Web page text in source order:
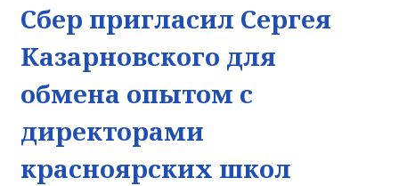
Сбер пригласил Сергея
Казарновского для
обмена опытом с
директорами
красноярских школ